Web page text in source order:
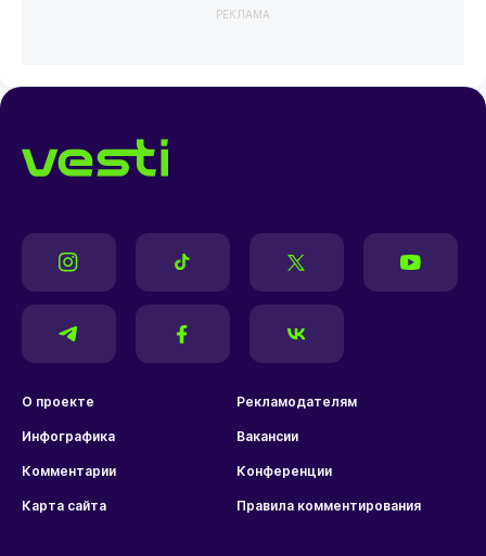
РЕКЛАМА
О проекте Рекламодателям
Инфографика Вакансии
Комментарии Конференции
Карта сайта Правила комментирования